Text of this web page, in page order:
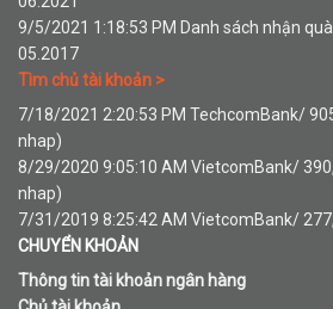
9/5/2021 1:18:53 PM Danh sách nhận
05.2017
Tìm chủ tài khoản >
7/18/2021 2:20:53 PM TechcomBank/
nhap)
8/29/2020 9:05:10 AM VietcomBank/
nhap)
7/31/2019 8:25:42 AM VietcomBank/
CHUYỂN KHOẢN
Thông tin tài khoản ngân hàng